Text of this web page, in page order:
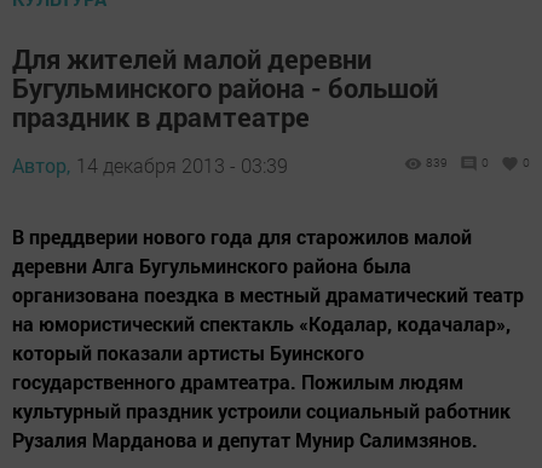
Для жителей малой деревни
Бугульминского района - большой
праздник в драмтеатре
Автор, 14 декабря 2013 - 03:39 839 0 0
В преддверии нового года для старожилов малой
деревни Алга Бугульминского района была
организована поездка в местный драматический театр
на юмористический спектакль «Кодалар, кодачалар»,
который показали артисты Буинского
государственного драмтеатра. Пожилым людям
культурный праздник устроили социальный работник
Рузалия Марданова и депутат Мунир Салимзянов.